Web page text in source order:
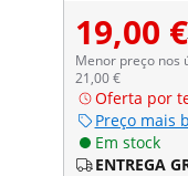
19,00 €
Menor preço nos
21,00 €
Oferta por
Preço mais
Em stock
ENTREGA